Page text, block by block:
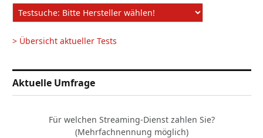
> Übersicht aktueller Tests
Aktuelle Umfrage
Für welchen Streaming-Dienst zahlen Sie?
(Mehrfachnennung möglich)